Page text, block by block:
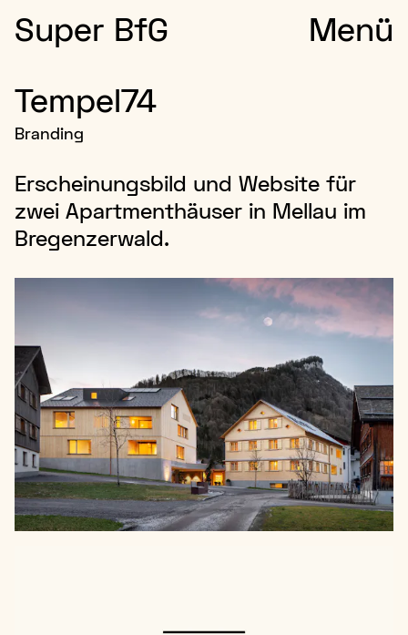
Super BfG Menü
Tempel74
Branding
Erscheinungsbild und Website für
zwei Apartmenthäuser in Mellau im
Bregenzerwald.